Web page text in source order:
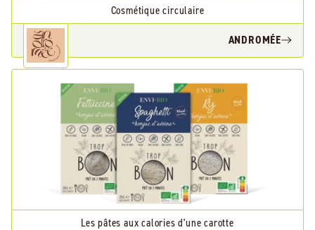
Cosmétique circulaire
ANDROMÉE
Les pâtes aux calories d'une carotte